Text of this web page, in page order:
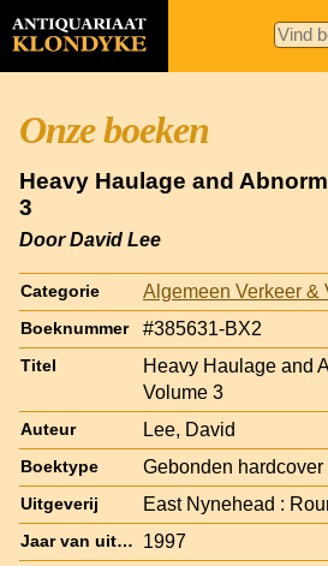
Onze boeken
Heavy Haulage and
3
Door David Lee
Categorie Algemeen Verkeer &
Boeknummer #385631-BX2
Titel
Heavy Haulage and
Volume 3
Auteur Lee, David
Boektype Gebonden hardcover
Uitgeverij East Nynehead :
Jaar van uitgave 1997